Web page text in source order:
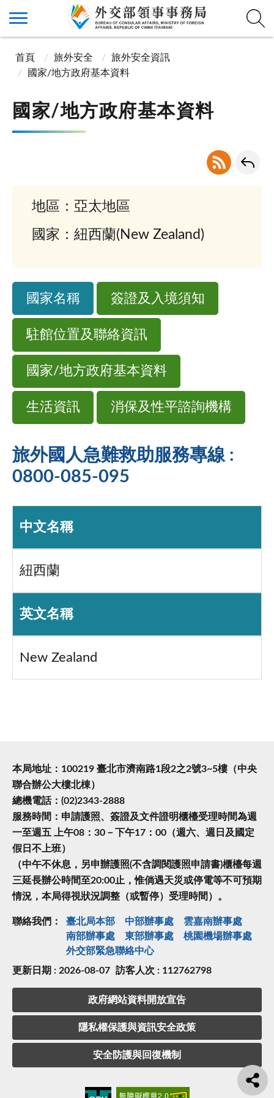
首頁 旅外安全
旅外安全資訊
國家/地方政府基本資料
國家/地方政府基本資料
地區：亞太地區
國家：紐西蘭(New Zealand)
國家名稱 簽證及入境須知
駐館位置及聯絡資訊
國家/地方政府基本資料
生活資訊 消保及性平諮詢機構
旅外國人急難救助服務專線 :
0800-085-095
中文名稱
紐西蘭
英文名稱
New Zealand
本局地址：100219 臺北市濟南路1段2之2號3~5樓（中央
聯合辦公大樓北棟）
總機電話：(02)2343-2888
服務時間：申請護照、簽證及文件證明櫃檯受理時間為週
一至週五 上午08：30－下午17：00（週六、週日及國定
假日不上班）
（中午不休息，另申辦護照(不含調閱護照申請書)櫃檯每週
三延長辦公時間至20:00止，惟倘遇天災或停電等不可預期
情況，本局得視狀況調整（或暫停）受理時間）。
聯絡我們： 臺北局本部 中部辦事處
雲嘉南辦事處
南部辦事處
東部辦事處
桃園機場辦事處
外交部緊急聯絡中⼼
更新日期 : 2026-08-07 訪客人次 : 112762798
政府網站資料開放宣告
隱私權保護與資訊安全政策
安全防護與回復機制